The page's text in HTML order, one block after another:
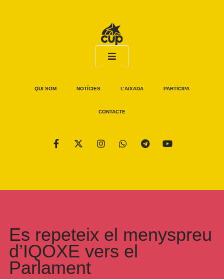
QUI SOM NOTÍCIES L’AIXADA PARTICIPA
CONTACTE
Es repeteix el menyspreu
d’IQOXE vers el
Parlament